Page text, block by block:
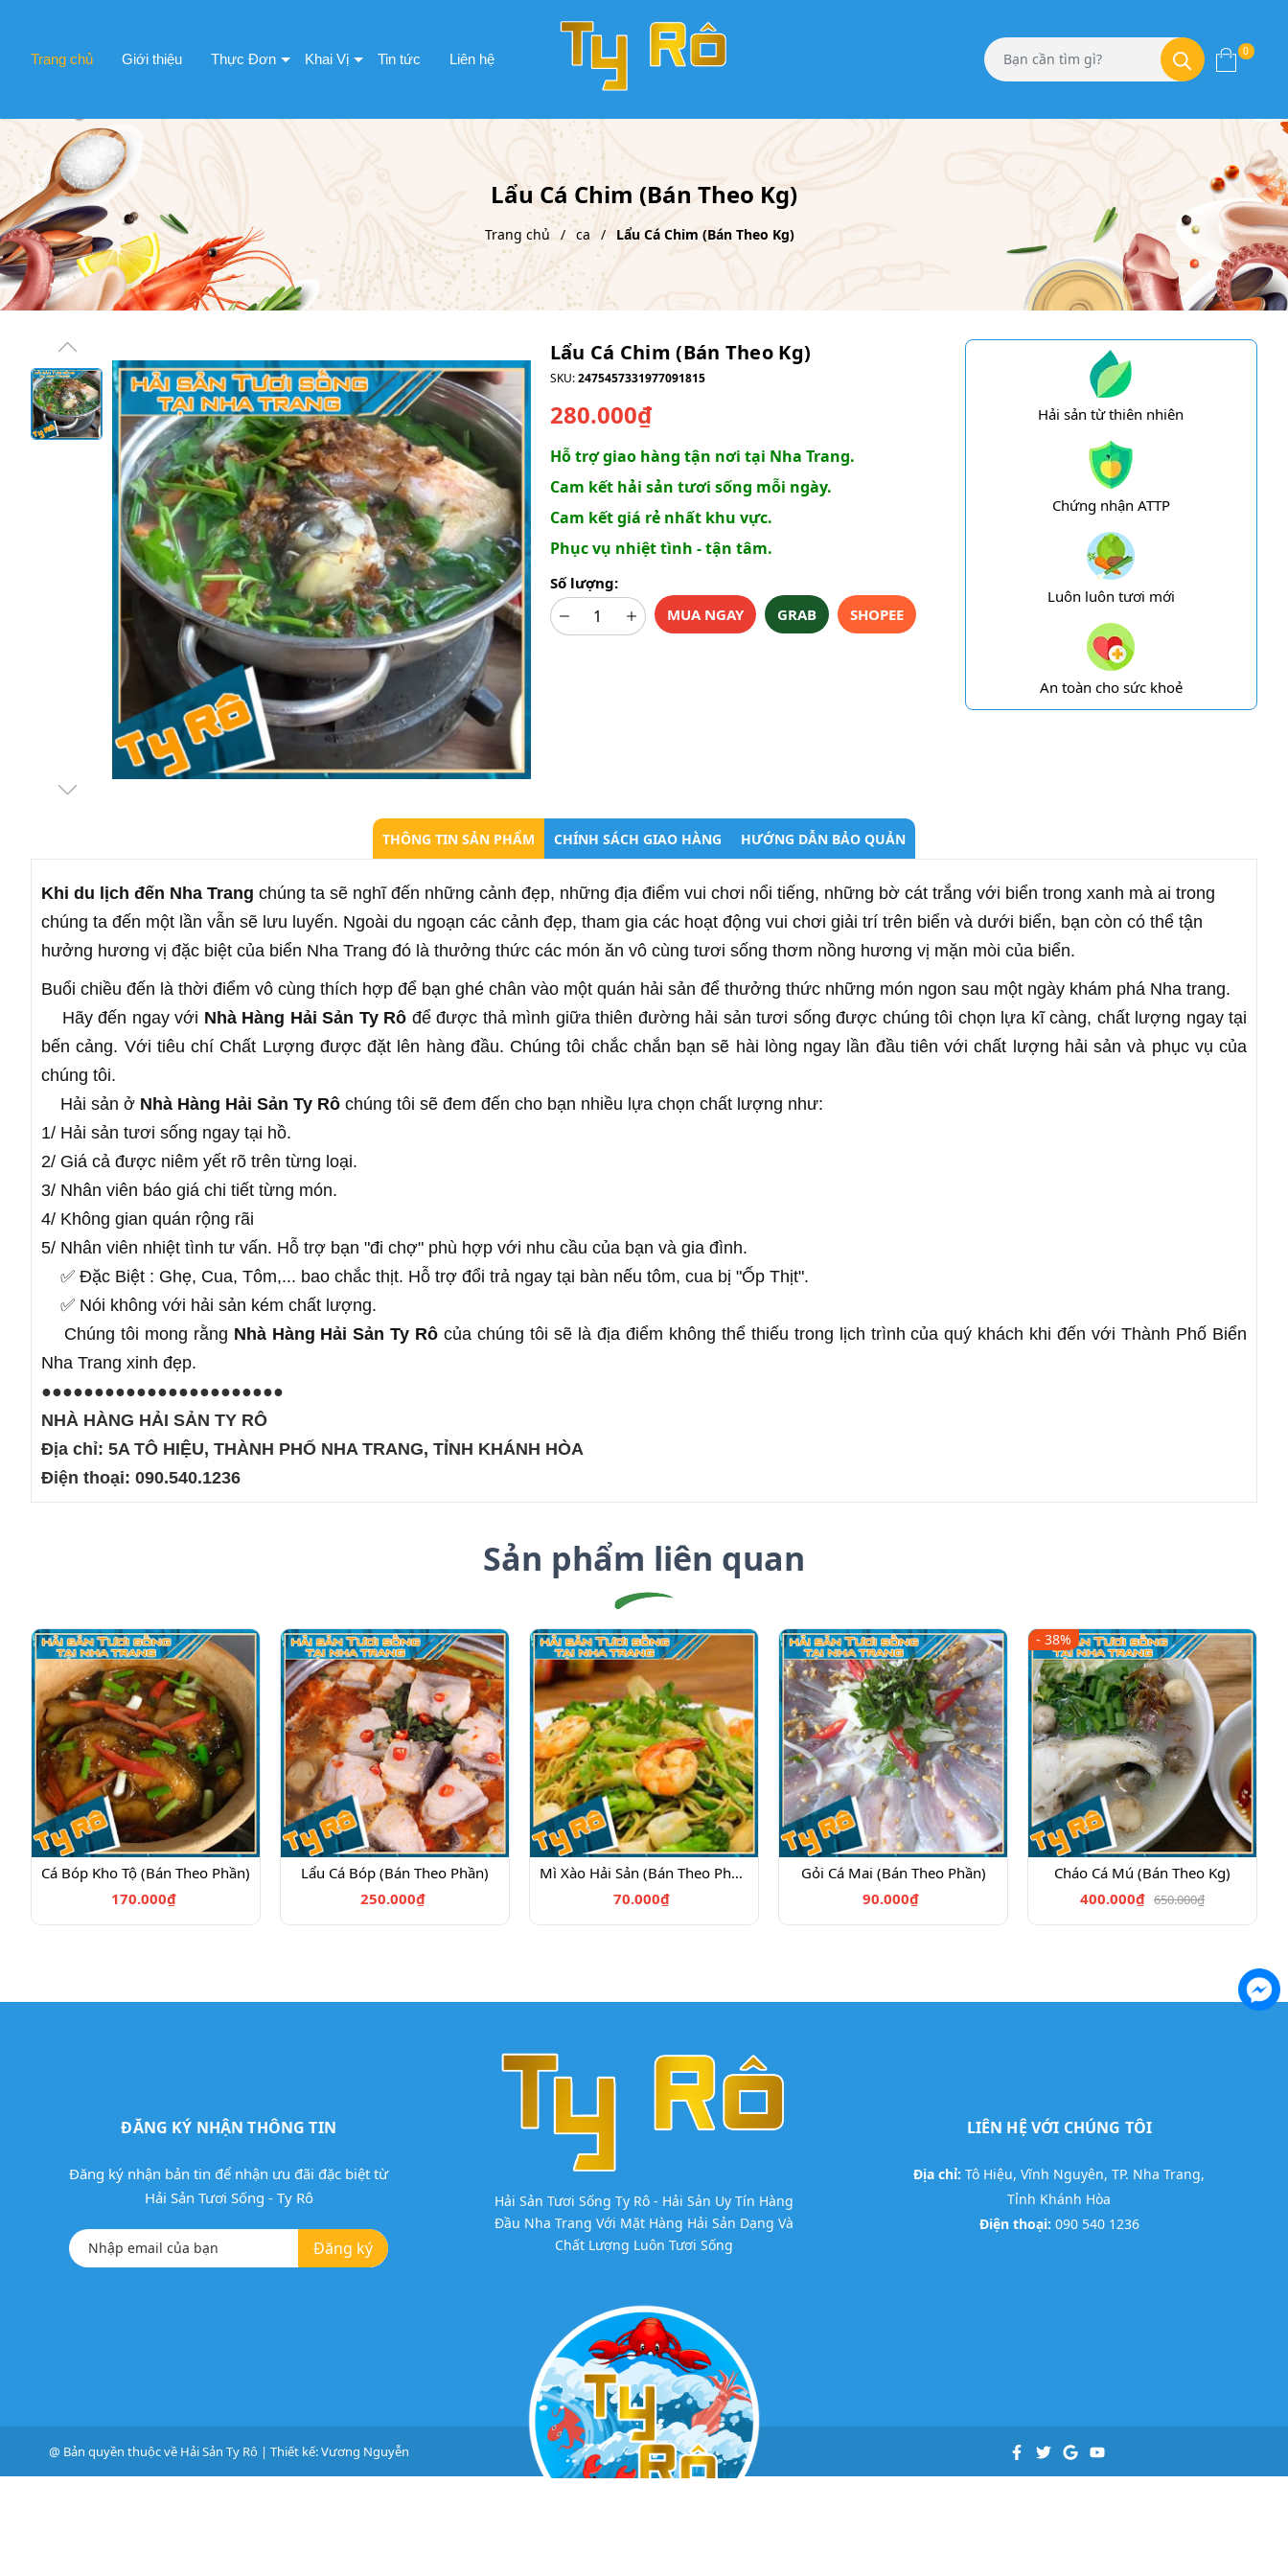
Trang chủ Giới thiệu Thực Đơn Khai Vị Tin tức Liên hệ 0
Lẩu Cá Chim (Bán Theo Kg)
Trang chủ ca Lẩu Cá Chim (Bán Theo Kg)
Lẩu Cá Chim (Bán Theo Kg)
SKU:2475457331977091815
280.000₫
Hỗ trợ giao hàng tận nơi tại Nha Trang.
Cam kết hải sản tươi sống mỗi ngày.
Cam kết giá rẻ nhất khu vực.
Phục vụ nhiệt tình - tận tâm.
Số lượng:
MUA NGAY
GRAB SHOPEE
Hải sản từ thiên nhiên
Chứng nhận ATTP
Luôn luôn tươi mới
An toàn cho sức khoẻ
THÔNG TIN SẢN PHẨM CHÍNH SÁCH GIAO HÀNG HƯỚNG DẪN BẢO QUẢN
Khi du lịch đến Nha Trang chúng ta sẽ nghĩ đến những cảnh đẹp, những địa điểm vui chơi nổi tiếng, những bờ cát trắng với biển trong xanh mà ai trong
chúng ta đến một lần vẫn sẽ lưu luyến. Ngoài du ngoạn các cảnh đẹp, tham gia các hoạt động vui chơi giải trí trên biển và dưới biển, bạn còn có thể tận
hưởng hương vị đặc biệt của biển Nha Trang đó là thưởng thức các món ăn vô cùng tươi sống thơm nồng hương vị mặn mòi của biển.
Buổi chiều đến là thời điểm vô cùng thích hợp để bạn ghé chân vào một quán hải sản để thưởng thức những món ngon sau một ngày khám phá Nha trang.
Hãy đến ngay với Nhà Hàng Hải Sản Ty Rô để được thả mình giữa thiên đường hải sản tươi sống được chúng tôi chọn lựa kĩ càng, chất lượng ngay tại
bến cảng. Với tiêu chí Chất Lượng được đặt lên hàng đầu. Chúng tôi chắc chắn bạn sẽ hài lòng ngay lần đầu tiên với chất lượng hải sản và phục vụ của
chúng tôi.
Hải sản ở Nhà Hàng Hải Sản Ty Rô chúng tôi sẽ đem đến cho bạn nhiều lựa chọn chất lượng như:
1/ Hải sản tươi sống ngay tại hồ.
2/ Giá cả được niêm yết rõ trên từng loại.
3/ Nhân viên báo giá chi tiết từng món.
4/ Không gian quán rộng rãi
5/ Nhân viên nhiệt tình tư vấn. Hỗ trợ bạn "đi chợ" phù hợp với nhu cầu của bạn và gia đình.
✅ Đặc Biệt : Ghẹ, Cua, Tôm,... bao chắc thịt. Hỗ trợ đổi trả ngay tại bàn nếu tôm, cua bị "Ốp Thịt".
✅ Nói không với hải sản kém chất lượng.
Chúng tôi mong rằng Nhà Hàng Hải Sản Ty Rô của chúng tôi sẽ là địa điểm không thể thiếu trong lịch trình của quý khách khi đến với Thành Phố Biển
Nha Trang xinh đẹp.
●●●●●●●●●●●●●●●●●●●●●●●
NHÀ HÀNG HẢI SẢN TY RÔ
Địa chỉ: 5A TÔ HIỆU, THÀNH PHỐ NHA TRANG, TỈNH KHÁNH HÒA
Điện thoại: 090.540.1236
Sản phẩm liên quan
Cá Bóp Kho Tộ (Bán Theo Phần)
170.000₫
Lẩu Cá Bóp (Bán Theo Phần)
250.000₫
Mì Xào Hải Sản (Bán Theo Phần)
70.000₫
Gỏi Cá Mai (Bán Theo Phần)
90.000₫
- 38%
Cháo Cá Mú (Bán Theo Kg)
400.000₫ 650.000₫
ĐĂNG KÝ NHẬN THÔNG TIN
Đăng ký nhận bản tin để nhận ưu đãi đặc biệt từ
Hải Sản Tươi Sống - Ty Rô
Đăng ký
Hải Sản Tươi Sống Ty Rô - Hải Sản Uy Tín Hàng
Đầu Nha Trang Với Mặt Hàng Hải Sản Dạng Và
Chất Lượng Luôn Tươi Sống
LIÊN HỆ VỚI CHÚNG TÔI
Địa chỉ: Tô Hiệu, Vĩnh Nguyên, TP. Nha Trang,
Tỉnh Khánh Hòa
Điện thoại: 090 540 1236
@ Bản quyền thuộc về Hải Sản Ty Rô | Thiết kế:Vương Nguyễn